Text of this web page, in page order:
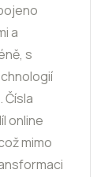
a
s
Čísla
online
mimo